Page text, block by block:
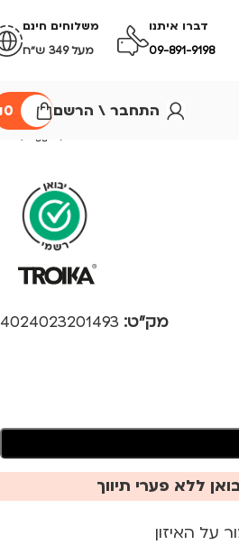
דברו איתנו
09-891-9198
משלוחים חינם
מעל 349 ש״ח
התחבר \ הרשם 0
מק"ט: 4024023201493
ללא פערי תיווך
על האיזון